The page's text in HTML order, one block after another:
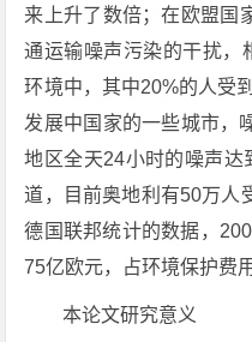
来上升了数倍；在欧盟国
通运输噪声污染的干扰，
环境中，其中20%的人受
发展中国家的一些城市，
地区全天24小时的噪声达
道，目前奥地利有50万人
德国联邦统计的数据，
75亿欧元，占环境保护费
本论文研究意义